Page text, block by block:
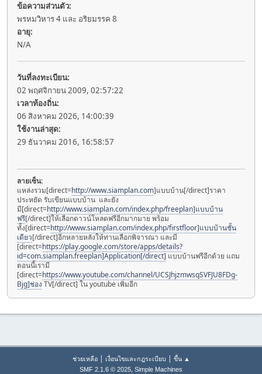
ข้อความส่วนตัว:
พรหมวิหาร 4 และ อริยมรรค 8
อายุ:
N/A
วันที่ลงทะเบียน:
02 พฤศจิกายน 2009, 02:57:22
เวลาท้องถิ่น:
06 สิงหาคม 2026, 14:00:39
ใช้งานล่าสุด:
29 ธันวาคม 2016, 16:58:57
ลายเซ็น:
แหล่งรวม[direct=http://www.siamplan.com]แบบบ้าน[/direct]ราคา
ประหยัด รับเขียนแบบบ้าน และยัง
มี[direct=http://www.siamplan.com/index.php/freeplan]แบบบ้าน
ฟรี[/direct]ให้เลือกดาวน์โหลดฟรีอีกมากมาย พร้อม
ทั้ง[direct=http://www.siamplan.com/index.php/firstfloor]แบบบ้านชั้น
เดียว[/direct]อีกหลายหลังให้ท่านเลือกพิจารณา และมี
[direct=https://play.google.com/store/apps/details?
id=com.siamplan.freeplan]Application[/direct] แบบบ้านฟรีอีกด้วย แถม
ตอนนี้เรามี
[direct=https://www.youtube.com/channel/UCSJhjzmwsqSVFJU8FDg-
Bjg]ช่อง TV[/direct] ใน youtube เพิ่มอีก
ช่วยเหลือ| เงื่อนไขและกฎระเบียบ ขึ้น ▲
SMF 2.1.6 © 2025, Simple Machines